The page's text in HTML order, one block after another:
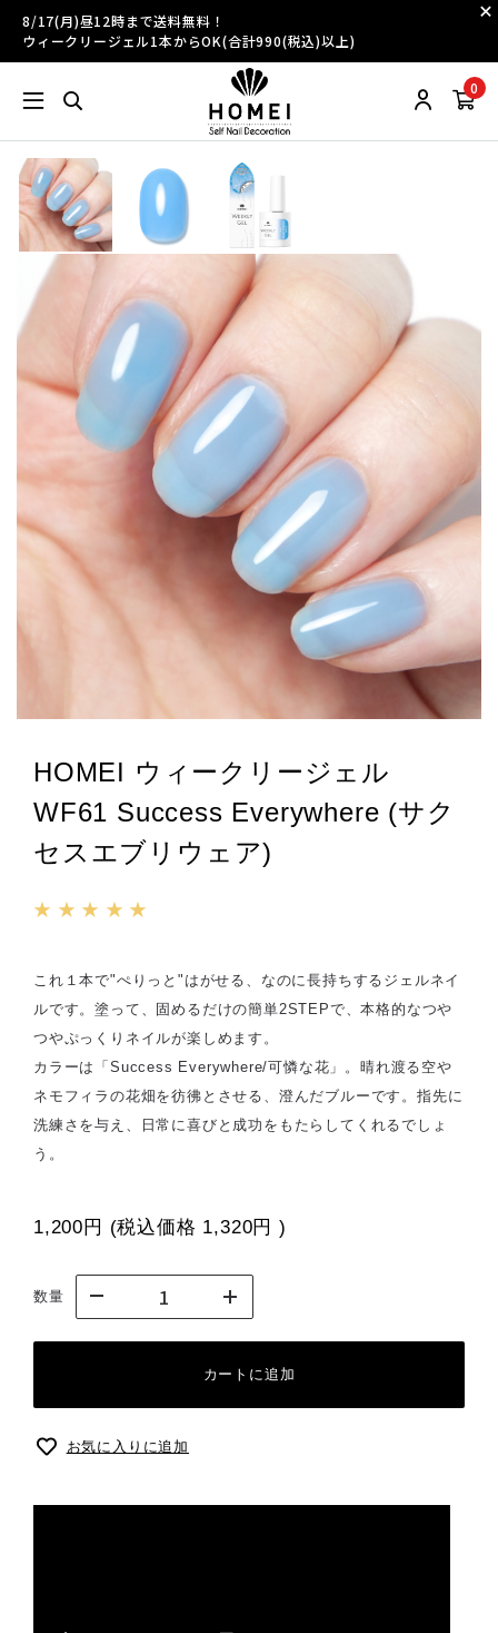
8/17(月)昼12時まで送料無料！
ウィークリージェル1本からOK(合計990(税込)以上)
0
HOMEI ウィークリージェル
WF61 Success Everywhere (サク
セスエブリウェア)
★ ★ ★ ★ ★
これ１本で"ぺりっと"はがせる、なのに長持ちするジェルネイ
ルです。塗って、固めるだけの簡単2STEPで、本格的なつや
つやぷっくりネイルが楽しめます。
カラーは「Success Everywhere/可憐な花」。晴れ渡る空や
ネモフィラの花畑を彷彿とさせる、澄んだブルーです。指先に
洗練さを与え、日常に喜びと成功をもたらしてくれるでしょ
う。
1,200円 (税込価格 1,320円 )
数量
カートに追加
お気に入りに追加